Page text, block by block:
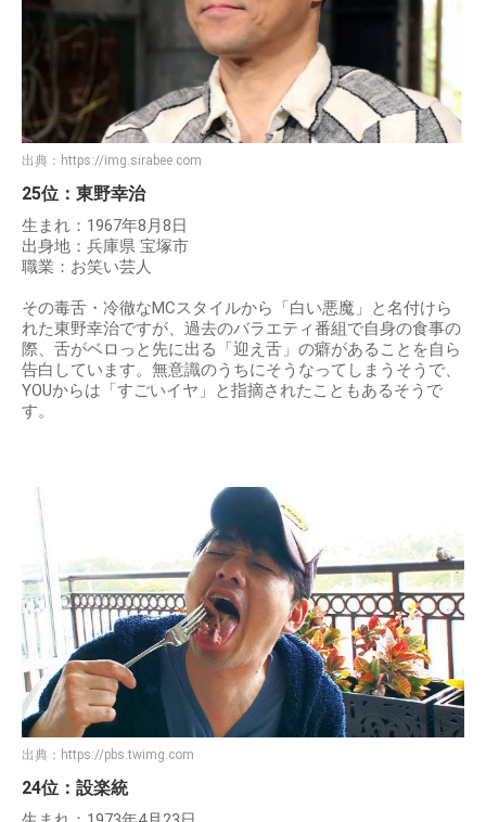
出典： https://img.sirabee.com
25位：東野幸治
生まれ：1967年8月8日
出身地：兵庫県 宝塚市
職業：お笑い芸人
その毒舌・冷徹なMCスタイルから「白い悪魔」と名付けら
れた東野幸治ですが、過去のバラエティ番組で自身の食事の
際、舌がベロっと先に出る「迎え舌」の癖があることを自ら
告白しています。無意識のうちにそうなってしまうそうで、
YOUからは「すごいイヤ」と指摘されたこともあるそうで
す。
出典： https://pbs.twimg.com
24位：設楽統